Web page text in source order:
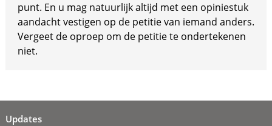
punt. En u mag natuurlijk altijd met een opiniestuk
aandacht vestigen op de petitie van iemand anders.
Vergeet de oproep om de petitie te ondertekenen
niet.
Updates